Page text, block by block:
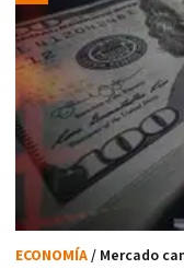
ECONOMÍA/ Mercado